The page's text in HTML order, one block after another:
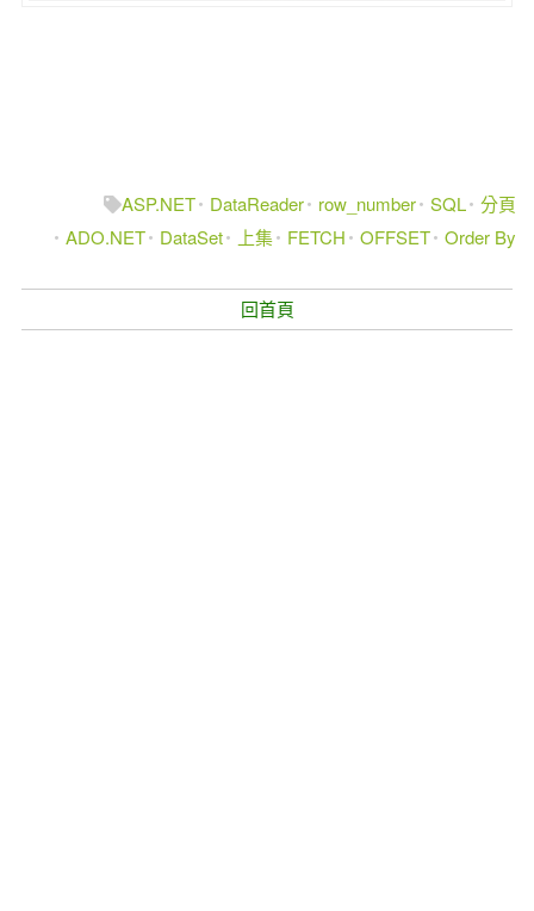
ASP.NET DataReader row_number SQL 分頁
ADO.NET
DataSet 上集 FETCH OFFSET Order By
回首頁